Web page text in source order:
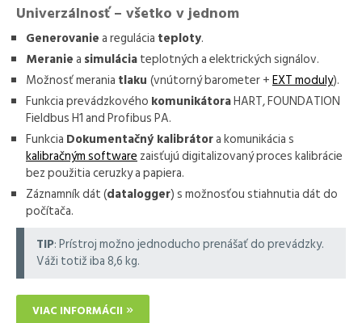
Univerzálnosť – všetko v jednom
Generovaniea regulácia teploty.
Meraniea simuláciateplotných a elektrických signálov.
Možnosť merania tlaku (vnútorný barometer +EXT moduly).
Funkcia prevádzkového komunikátoraHART, FOUNDATION
Fieldbus H1 and Profibus PA.
Funkcia Dokumentačný kalibrátora komunikácia s
kalibračným softwarezaisťujú digitalizovaný proces kalibrácie
bez použitia ceruzky a papiera.
Záznamník dát (datalogger) s možnosťou stiahnutia dát do
počítača.
TIP: Prístroj možno jednoducho prenášať do prevádzky.
Váži totiž iba 8,6 kg.
VIAC INFORMÁCII